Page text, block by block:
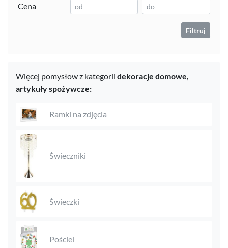
Cena
Filtruj
Więcej pomysłow z kategorii dekoracje domowe,
artykuły spożywcze:
Ramki na zdjęcia
Świeczniki
Świeczki
Pościel